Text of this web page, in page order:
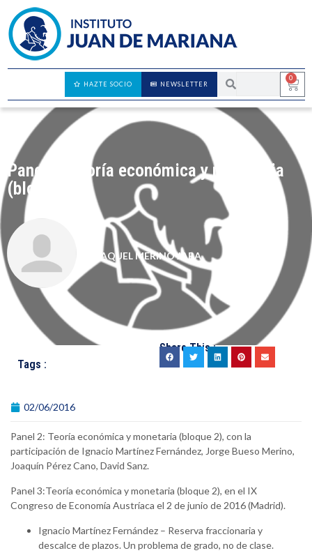
0
NEWSLETTER
HAZTE SOCIO
Panel 2: Teoría económica y monetaria
(bloque 2)
RAQUEL MERINO JARA
Tags :
Share This :
02/06/2016
Panel 2: Teoría económica y monetaria (bloque 2), con la
participación de Ignacio Martínez Fernández, Jorge Bueso Merino,
Joaquín Pérez Cano, David Sanz.
Panel 3:Teoría económica y monetaria (bloque 2), en el IX
Congreso de Economía Austríaca el 2 de junio de 2016 (Madrid).
Ignacio Martínez Fernández – Reserva fraccionaria y
descalce de plazos. Un problema de grado, no de clase.